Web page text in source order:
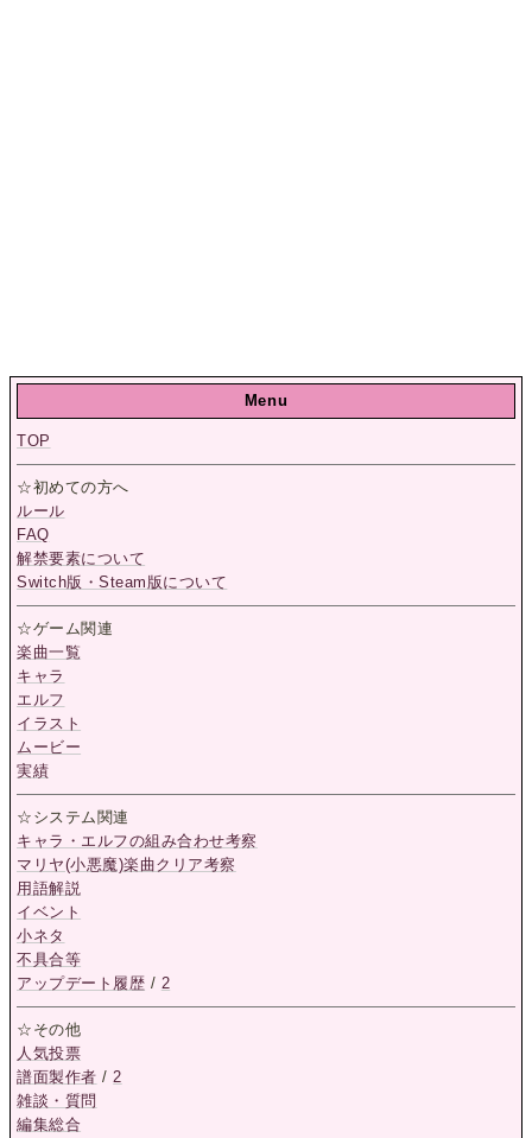
Menu
TOP
☆初めての方へ
ルール
FAQ
解禁要素について
Switch版・Steam版について
☆ゲーム関連
楽曲一覧
キャラ
エルフ
イラスト
ムービー
実績
☆システム関連
キャラ・エルフの組み合わせ考察
マリヤ(小悪魔)楽曲クリア考察
用語解説
イベント
小ネタ
不具合等
アップデート履歴 / 2
☆その他
人気投票
譜面製作者 /2
雑談・質問
編集総合